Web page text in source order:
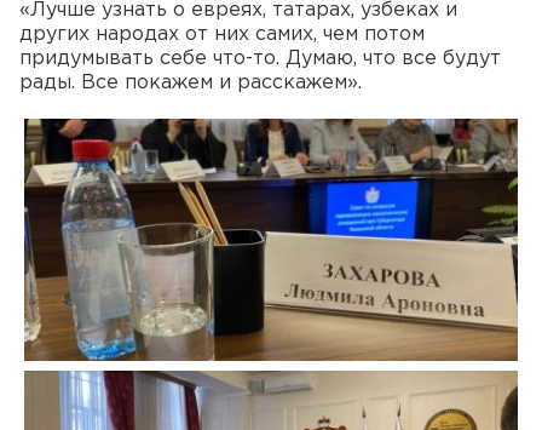
«Лучше узнать о евреях, татарах, узбеках и
других народах от них самих, чем потом
придумывать себе что-то. Думаю, что все будут
рады. Все покажем и расскажем».